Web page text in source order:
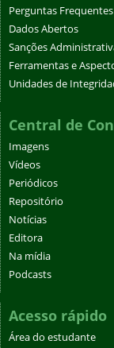
Perguntas Frequentes
Dados Abertos
Sanções
Ferramentas e
Unidades de
Central de
Imagens
Vídeos
Periódicos
Repositório
Notícias
Editora
Na mídia
Podcasts
Acesso rápido
Área do estudante